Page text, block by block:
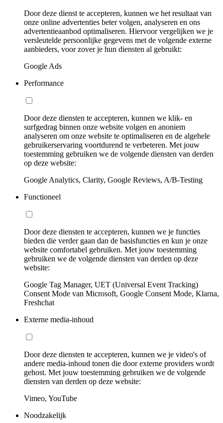
Door deze dienst te accepteren, kunnen we het resultaat van
onze online advertenties beter volgen, analyseren en ons
advertentieaanbod optimaliseren. Hiervoor vergelijken we je
versleutelde persoonlijke gegevens met de volgende externe
aanbieders, voor zover je hun diensten al gebruikt:
Google Ads
Performance
Door deze diensten te accepteren, kunnen we klik- en
surfgedrag binnen onze website volgen en anoniem
analyseren om onze website te optimaliseren en de algehele
gebruikerservaring voortdurend te verbeteren. Met jouw
toestemming gebruiken we de volgende diensten van derden
op deze website:
Google Analytics, Clarity, Google Reviews, A/B-Testing
Functioneel
Door deze diensten te accepteren, kunnen we je functies
bieden die verder gaan dan de basisfuncties en kun je onze
website comfortabel gebruiken. Met jouw toestemming
gebruiken we de volgende diensten van derden op deze
website:
Google Tag Manager, UET (Universal Event Tracking)
Consent Mode van Microsoft, Google Consent Mode, Klarna,
Freshchat
Externe media-inhoud
Door deze diensten te accepteren, kunnen we je video's of
andere media-inhoud tonen die door externe providers wordt
gehost. Met jouw toestemming gebruiken we de volgende
diensten van derden op deze website:
Vimeo, YouTube
Noodzakelijk